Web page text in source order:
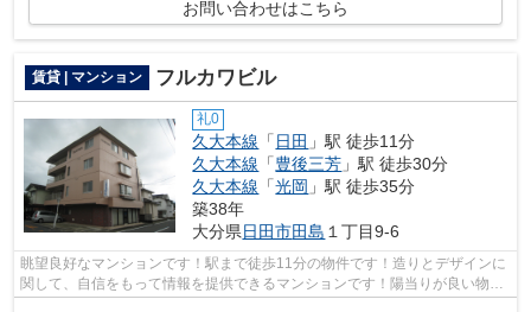
お問い合わせはこちら
賃貸 | マンション フルカワビル
礼0
久大本線 「 日田 」駅 徒歩11分
久大本線 「豊後三芳 」駅 徒歩30分
久大本線 「光岡 」駅 徒歩35分
築38年
大分県日田市田島 １丁目9-6
眺望良好なマンションです！駅まで徒歩11分の物件です！造りとデザインに
関して、自信をもって情報を提供できるマンションです！陽当りが良い物件
です！日田市エリアと久大本線日田付...